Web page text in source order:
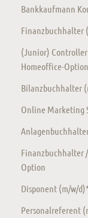
Bankkaufmann
Finanzbuchhalter
(Junior)
Homeoffice-Option
Bilanzbuchhalter
Online Marketing
Finanzbuchhalter
Option
Disponent (m/w/
Personalreferent